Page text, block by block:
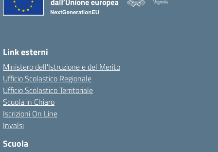
Vignola
Link esterni
Ministero dell'Istruzione e del Merito
Ufficio Scolastico Regionale
Ufficio Scolastico Territoriale
Scuola in Chiaro
Iscrizioni On Line
Invalsi
Scuola